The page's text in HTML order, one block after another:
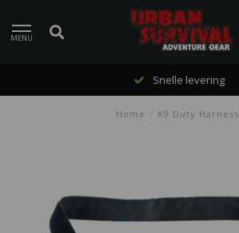
MENU
Snelle levering
Home K9 Duty Harness